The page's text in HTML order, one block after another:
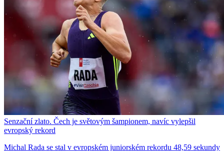
Senzační zlato. Čech je světovým šampionem, navíc vylepšil
evropský rekord
Michal Rada se stal v evropském juniorském rekordu 48,59 sekundy